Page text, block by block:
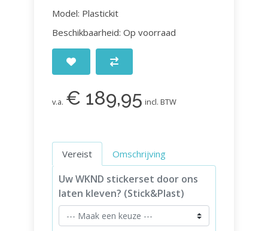
Model: Plastickit
Beschikbaarheid: Op voorraad
v.a. € 189,95 incl. BTW
Vereist Omschrijving
Uw WKND stickerset door ons
laten kleven? (Stick&Plast)